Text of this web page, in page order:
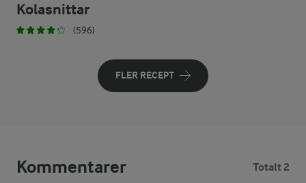
Kolasnittar
(596)
FLER RECEPT
Kommentarer Totalt 2